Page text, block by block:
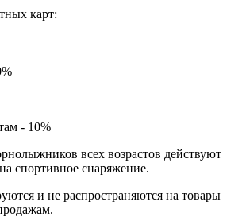
карт:
- 10%
всех возрастов действуют
спортивное снаряжение.
и не распространяются на товары